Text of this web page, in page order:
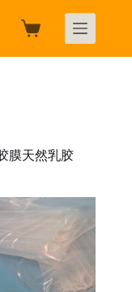
购
膜天然乳胶